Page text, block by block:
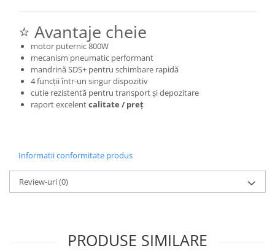
⭐ Avantaje cheie
motor puternic 800W
mecanism pneumatic performant
mandrină SDS+ pentru schimbare rapidă
4 funcții într-un singur dispozitiv
cutie rezistentă pentru transport și depozitare
raport excelentcalitate / preț
Informatii conformitate produs
Review-uri(0)
PRODUSE SIMILARE